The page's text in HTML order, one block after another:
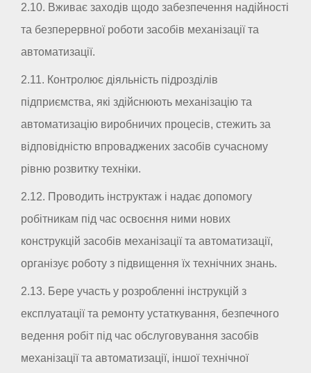
2.10. Вживає заходів щодо забезпечення надійності
та безперервної роботи засобів механізації та
автоматизації.
2.11. Контролює діяльність підрозділів
підприємства, які здійснюють механізацію та
автоматизацію виробничих процесів, стежить за
відповідністю впроваджених засобів сучасному
рівню розвитку техніки.
2.12. Проводить інструктаж і надає допомогу
робітникам під час освоєння ними нових
конструкцій засобів механізації та автоматизації,
організує роботу з підвищення їх технічних знань.
2.13. Бере участь у розробленні інструкцій з
експлуатації та ремонту устаткування, безпечного
ведення робіт під час обслуговування засобів
механізації та автоматизації, іншої технічної